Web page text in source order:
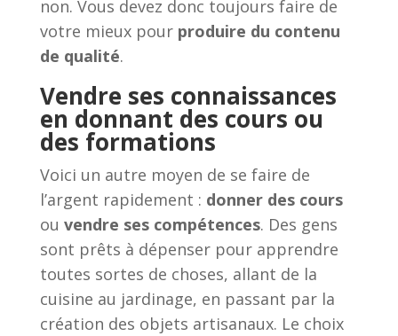
non. Vous devez donc toujours faire de
votre mieux pour produire du contenu
de qualité.
Vendre ses connaissances
en donnant des cours ou
des formations
Voici un autre moyen de se faire de
l’argent rapidement : donner des cours
ou vendre ses compétences. Des gens
sont prêts à dépenser pour apprendre
toutes sortes de choses, allant de la
cuisine au jardinage, en passant par la
création des objets artisanaux. Le choix